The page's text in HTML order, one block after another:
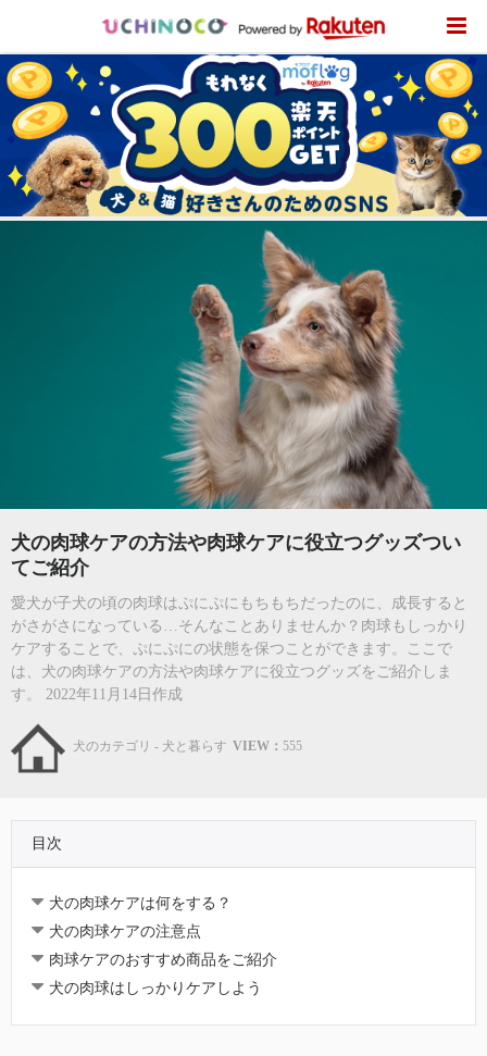
犬の肉球ケアの方法や肉球ケアに役立つグッズつい
てご紹介
愛犬が子犬の頃の肉球はぷにぷにもちもちだったのに、成長すると
がさがさになっている…そんなことありませんか？肉球もしっかり
ケアすることで、ぷにぷにの状態を保つことができます。ここで
は、犬の肉球ケアの方法や肉球ケアに役立つグッズをご紹介しま
す。 2022年11月14日作成
犬のカテゴリ - 犬と暮らす VIEW： 555
目次
犬の肉球ケアは何をする？
犬の肉球ケアの注意点
肉球ケアのおすすめ商品をご紹介
犬の肉球はしっかりケアしよう